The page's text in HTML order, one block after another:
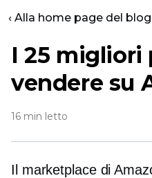
‹ Alla home page del blog
I 25
vendere su
16 min letto
Il marketplace di